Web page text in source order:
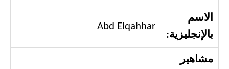
الاسم
بالإنجليزية:
Abd Elqahhar
مشاهير